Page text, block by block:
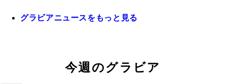
グラビアニュースをもっと見る
今週のグラビア